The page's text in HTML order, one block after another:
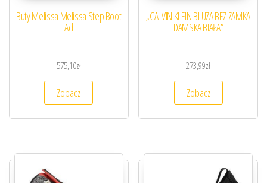
Buty Melissa Melissa Step Boot
Ad
575,10zł
Zobacz
„CALVIN KLEIN BLUZA BEZ ZAMKA
DAMSKA BIAŁA”
273,99zł
Zobacz